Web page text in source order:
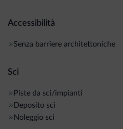
Accessibilità
Senza barriere architettoniche
Sci
Piste da sci/impianti
Deposito sci
Noleggio sci